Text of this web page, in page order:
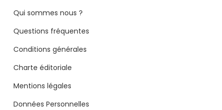
Qui sommes nous ?
Questions fréquentes
Conditions générales
Charte éditoriale
Mentions légales
Données Personnelles